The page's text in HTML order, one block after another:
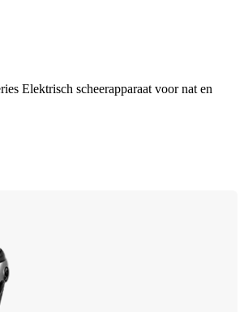
Elektrisch scheerapparaat voor nat en